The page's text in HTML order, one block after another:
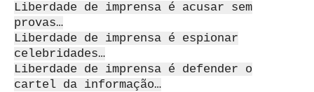
Liberdade de imprensa é acusar sem
provas…
Liberdade de imprensa é espionar
celebridades…
Liberdade de imprensa é defender o
cartel da informação…